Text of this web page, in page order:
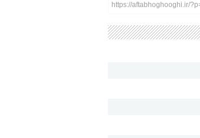
https://aftabhoghooghi.ir/